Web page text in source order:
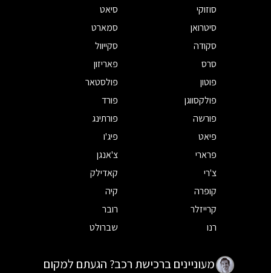
סוזוקי
סיאט
סיטרואן
סמארט
סקודה
סקייוול
סרס
פאריזון
פוטון
פולסטאר
פולקסווגן
פורד
פורשה
פורתינג
פיאט
פיג'ו
פרארי
צ'אנגן
צ'רי
קאדילק
קופרה
קיה
קרייזלר
רובר
רנו
שברולט
מעוניינים ברכישת רכב? הגעתם למקום